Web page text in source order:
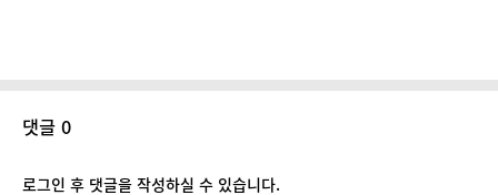
댓글 0
로그인 후 댓글을 작성하실 수 있습니다.